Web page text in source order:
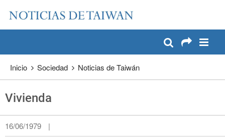
Pase a contenido principal
Inicio Sociedad Noticias de Taiwán
Vivienda
16/06/1979 |